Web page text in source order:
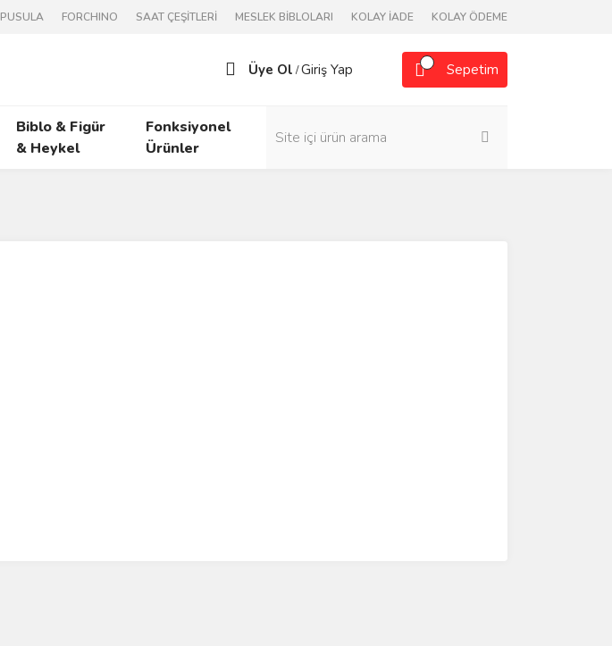
PUSULA FORCHINO SAAT ÇEŞİTLERİ MESLEK BİBLOLARI KOLAY İADE KOLAY ÖDEME
Üye Ol /Giriş Yap Sepetim
Biblo & Figür
& Heykel
Fonksiyonel
Ürünler